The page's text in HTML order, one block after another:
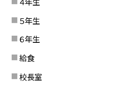
５年生
６年生
給食
校長室